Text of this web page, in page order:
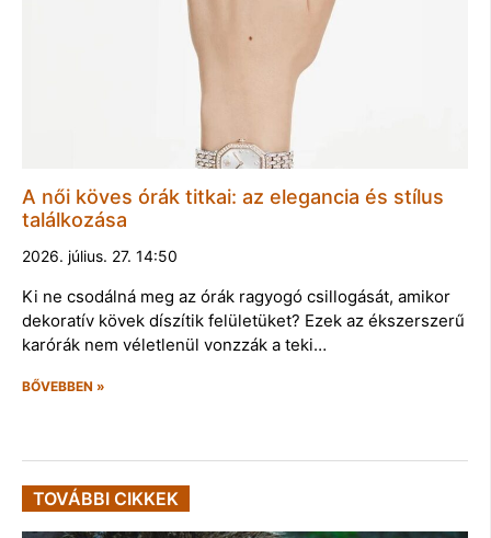
A női köves órák titkai: az elegancia és stílus
találkozása
2026. július. 27. 14:50
Ki ne csodálná meg az órák ragyogó csillogását, amikor
dekoratív kövek díszítik felületüket? Ezek az ékszerszerű
karórák nem véletlenül vonzzák a teki…
BŐVEBBEN »
TOVÁBBI CIKKEK